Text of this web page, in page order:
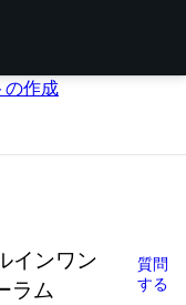
の作成
インワン
ラム
質問
する